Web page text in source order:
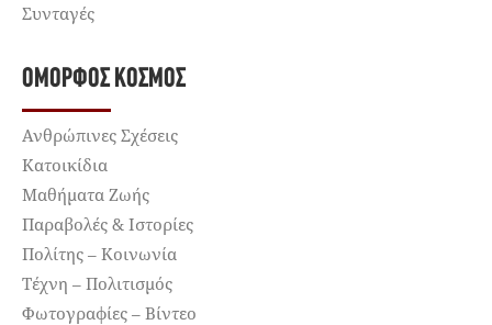
Συνταγές
ΌΜΟΡΦΟΣ ΚΌΣΜΟΣ
Ανθρώπινες Σχέσεις
Κατοικίδια
Μαθήματα Ζωής
Παραβολές & Ιστορίες
Πολίτης – Κοινωνία
Τέχνη – Πολιτισμός
Φωτογραφίες – Βίντεο